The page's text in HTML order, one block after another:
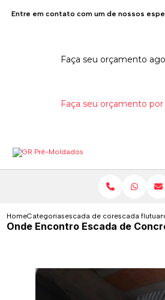
Entre em contato com um de nossos
Faça seu orçamento
Faça seu orçamento
HomeCategoriasescada de concreto
escada
Onde Encontro Escada de